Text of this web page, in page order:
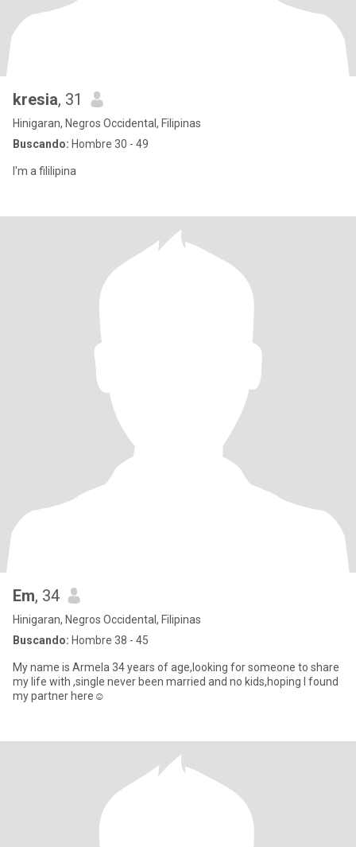
kresia, 31
Hinigaran, Negros Occidental, Filipinas
Buscando: Hombre 30 - 49
I'm a fililipina
Em, 34
Hinigaran, Negros Occidental, Filipinas
Buscando: Hombre 38 - 45
My name is Armela 34 years of age,looking for someone to share
my life with ,single never been married and no kids,hoping I found
my partner here☺️